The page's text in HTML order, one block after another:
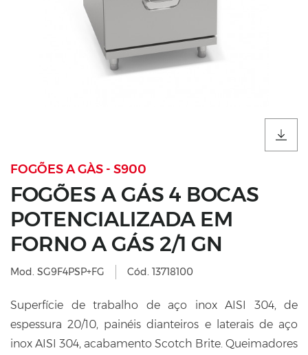
FOGÕES A GÀS - S900
FOGÕES A GÁS 4 BOCAS
POTENCIALIZADA EM
FORNO A GÁS 2/1 GN
Mod. SG9F4PSP+FG Cód. 13718100
Superfície de trabalho de aço inox AISI 304, de
espessura 20/10, painéis dianteiros e laterais de aço
inox AISI 304, acabamento Scotch Brite. Queimadores